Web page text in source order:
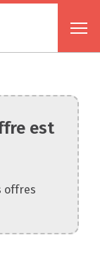
est
offres